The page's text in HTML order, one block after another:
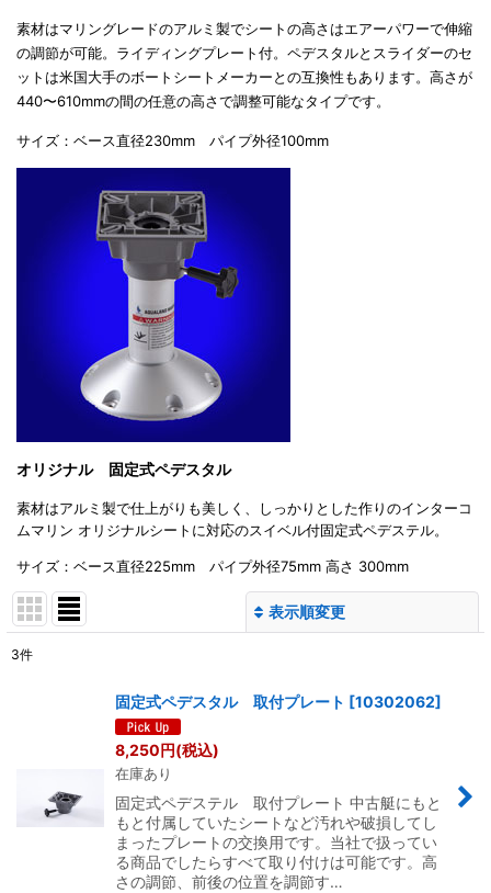
素材はマリングレードのアルミ製でシートの高さはエアーパワーで伸縮
の調節が可能。ライディングプレート付。ペデスタルとスライダーのセ
ットは米国大手のボートシートメーカーとの互換性もあります。高さが
440〜610mmの間の任意の高さで調整可能なタイプです。
サイズ：ベース直径230mm パイプ外径100mm
オリジナル 固定式ペデスタル
素材はアルミ製で仕上がりも美しく、しっかりとした作りのインターコ
ムマリン オリジナルシートに対応のスイベル付固定式ペデステル。
サイズ：ベース直径225mm パイプ外径75mm 高さ 300mm
表示順変更
絞り込む
3件
固定式ペデスタル 取付プレート [10302062]
8,250円(税込)
在庫あり
固定式ペデステル 取付プレート 中古艇にもと
もと付属していたシートなど汚れや破損してし
まったプレートの交換用です。当社で扱ってい
る商品でしたらすべて取り付けは可能です。高
さの調節、前後の位置を調節す…